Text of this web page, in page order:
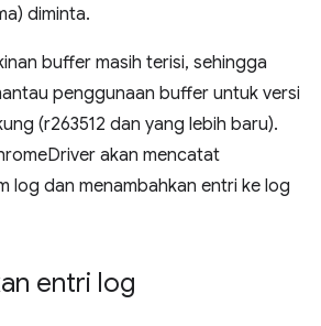
diminta.
buffer masih terisi, sehingga
penggunaan buffer untuk versi
(r263512 dan yang lebih baru).
akan mencatat
log dan menambahkan entri ke log
entri log